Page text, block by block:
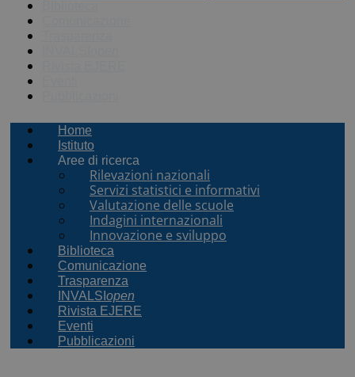
Home
Istituto
Aree di ricerca
Rilevazioni nazionali
Servizi statistici e informativi
Valutazione delle scuole
Indagini internazionali
Innovazione e sviluppo
Biblioteca
Comunicazione
Trasparenza
INVALSI open
Rivista EJERE
Eventi
Pubblicazioni